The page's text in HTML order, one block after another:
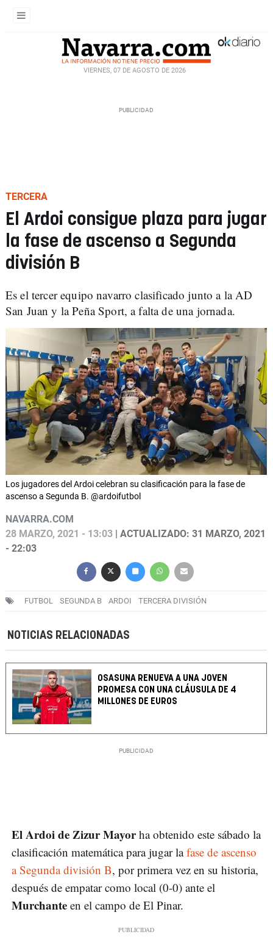
VIERNES, 07 DE AGOSTO DE 2026
TERCERA
El Ardoi consigue plaza para jugar
la fase de ascenso a Segunda
división B
Es el tercer equipo navarro clasificado junto a la AD
San Juan y la Peña Sport, a falta de una jornada.
Los jugadores del Ardoi celebran su clasificación para la fase de
ascenso a Segunda B. @ardoifutbol
NAVARRA.COM
28 MARZO, 2021 - 13:03 | ACTUALIZADO: 31 MARZO, 2021
- 22:03
FUTBOL SEGUNDA B ARDOI TERCERA DIVISIÓN
NOTICIAS RELACIONADAS
OSASUNA RENUEVA A UNA JOVEN
PROMESA CON UNA CLÁUSULA DE 4
MILLONES DE EUROS
El Ardoi de Zizur Mayorha obtenido este sábado la
clasificación matemática para jugar lafase de ascenso
a Segunda división B, por primera vez en su historia,
después de empatar como local (0-0) ante el
Murchante en el campo de El Pinar.